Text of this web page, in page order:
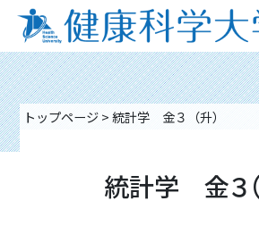
トップページ>統計学 金３（升）
統計学 金３（